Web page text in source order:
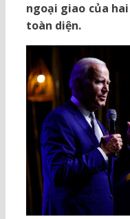
ngoại giao của
toàn diện.